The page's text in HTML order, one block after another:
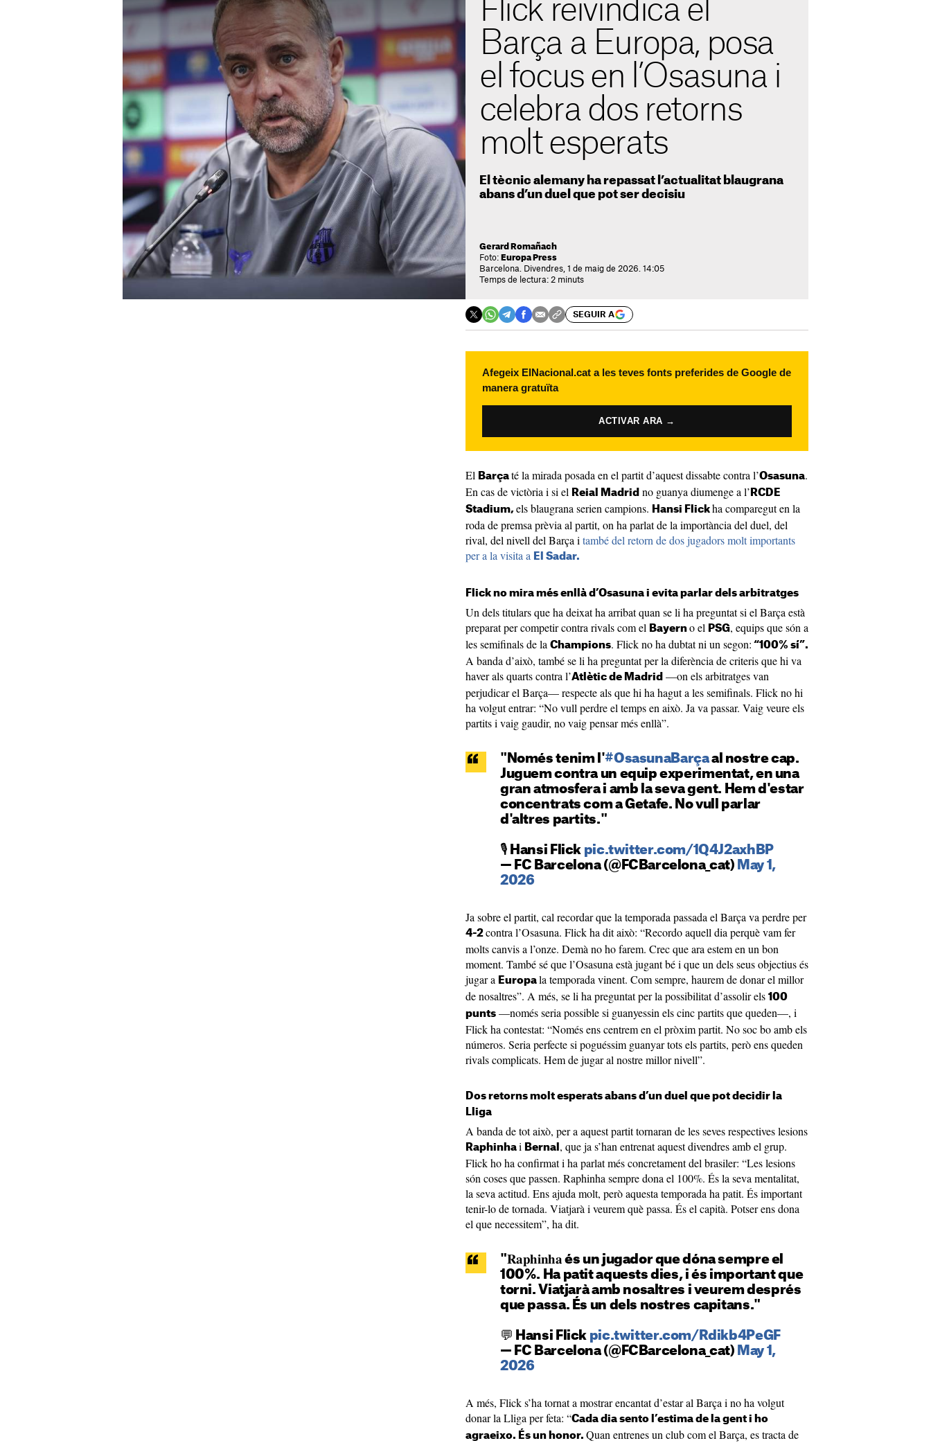
Flick reivindica el
Barça a Europa, posa
el focus en l’Osasuna i
celebra dos retorns
molt esperats
El tècnic alemany ha repassat l’actualitat blaugrana
abans d’un duel que pot ser decisiu
Gerard Romañach
Foto: Europa Press
Barcelona. Divendres, 1 de maig de 2026. 14:05
Temps de lectura: 2 minuts
SEGUIR A
Afegeix ElNacional.cat a les teves fonts preferides de Google de
manera gratuïta
ACTIVAR ARA →
El Barça té la mirada posada en el partit d’aquest dissabte contra l’Osasuna.
En cas de victòria i si el Reial Madrid no guanya diumenge a l’ RCDE
Stadium, els blaugrana serien campions. Hansi Flick ha comparegut en la
roda de premsa prèvia al partit, on ha parlat de la importància del duel, del
rival, del nivell del Barça i també del retorn de dos jugadors molt importants
per a la visita a El Sadar.
Flick no mira més enllà d’Osasuna i evita parlar dels arbitratges
Un dels titulars que ha deixat ha arribat quan se li ha preguntat si el Barça està
preparat per competir contra rivals com el Bayern o el PSG, equips que són a
les semifinals de la Champions. Flick no ha dubtat ni un segon: “100% sí”.
A banda d’això, també se li ha preguntat per la diferència de criteris que hi va
haver als quarts contra l’Atlètic de Madrid —on els arbitratges van
perjudicar el Barça— respecte als que hi ha hagut a les semifinals. Flick no hi
ha volgut entrar: “No vull perdre el temps en això. Ja va passar. Vaig veure els
partits i vaig gaudir, no vaig pensar més enllà”.
"Només tenim l'#OsasunaBarçaal nostre cap.
Juguem contra un equip experimentat, en una
gran atmosfera i amb la seva gent. Hem d'estar
concentrats com a Getafe. No vull parlar
d'altres partits."
🎙️ Hansi Flick pic.twitter.com/1Q4J2axhBP
— FC Barcelona (@FCBarcelona_cat) May 1,
2026
Ja sobre el partit, cal recordar que la temporada passada el Barça va perdre per
4-2 contra l’Osasuna. Flick ha dit això: “Recordo aquell dia perquè vam fer
molts canvis a l’onze. Demà no ho farem. Crec que ara estem en un bon
moment. També sé que l’Osasuna està jugant bé i que un dels seus objectius és
jugar a Europa la temporada vinent. Com sempre, haurem de donar el millor
de nosaltres”. A més, se li ha preguntat per la possibilitat d’assolir els 100
punts —només seria possible si guanyessin els cinc partits que queden—, i
Flick ha contestat: “Només ens centrem en el pròxim partit. No soc bo amb els
números. Seria perfecte si poguéssim guanyar tots els partits, però ens queden
rivals complicats. Hem de jugar al nostre millor nivell”.
Dos retorns molt esperats abans d’un duel que pot decidir la
Lliga
A banda de tot això, per a aquest partit tornaran de les seves respectives lesions
Raphinha i Bernal , que ja s’han entrenat aquest divendres amb el grup.
Flick ho ha confirmat i ha parlat més concretament del brasiler: “Les lesions
són coses que passen. Raphinha sempre dona el 100%. És la seva mentalitat,
la seva actitud. Ens ajuda molt, però aquesta temporada ha patit. És important
tenir-lo de tornada. Viatjarà i veurem què passa. És el capità. Potser ens dona
el que necessitem”, ha dit.
"𝐑𝐚𝐩𝐡𝐢𝐧𝐡𝐚 és un jugador que dóna sempre el
100%. Ha patit aquests dies, i és important que
torni. Viatjarà amb nosaltres i veurem després
que passa. És un dels nostres capitans."
💬 Hansi Flick pic.twitter.com/Rdikb4PeGF
— FC Barcelona (@FCBarcelona_cat) May 1,
2026
A més, Flick s’ha tornat a mostrar encantat d’estar al Barça i no ha volgut
donar la Lliga per feta: “Cada dia sento l’estima de la gent i ho
agraeixo. És un honor. Quan entrenes un club com el Barça, es tracta de